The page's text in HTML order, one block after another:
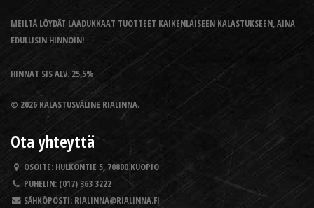
MEILTÄ LÖYDÄT LAADUKKAAT TUOTTEET KAIKENLAISEEN KALASTUKSEEN, AINA
EDULLISIN HINNOIN!
HINNAT SIS ALV. 25,5%
© 2026 KALASTUSVÄLINE RIALINNA.
Ota yhteyttä
OSOITE: HULKONTIE 5, 70800 KUOPIO
PUHELIN: (017) 363 3222
SÄHKÖPOSTI: RIALINNA@RIALINNA.FI